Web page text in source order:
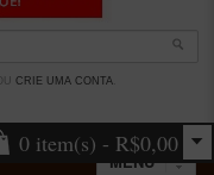
CRIE UMA CONTA.
0 item(s) - R$0,00
MENU